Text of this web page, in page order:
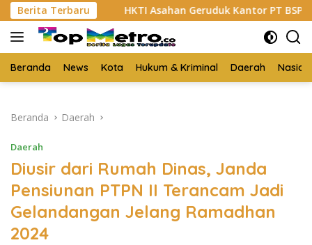
Langsung
ke
konten
Berita Terbaru
HKTI Asahan Geruduk Kantor PT BSP Kisaran
Beranda News Kota Hukum & Kriminal Daerah
Beranda Daerah
Daerah
Diusir dari Rumah Dinas, Janda
Pensiunan PTPN II Terancam Jadi
Gelandangan Jelang Ramadhan
2024